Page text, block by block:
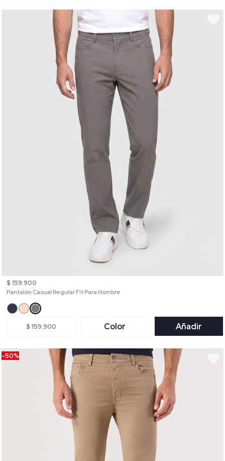
$ 159.900
Pantalón Casual Regular Fit Para Hombre
$ 159.900 Color Añadir
-50%